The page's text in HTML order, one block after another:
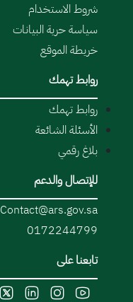
شروط الاستخدام
سياسة حرية البيانات
خريطة الموقع
روابط تهمك
روابط تهمك
الأسئلة الشائعة
بلاغ رقمي
للإتصال والدعم
Contact@ars.gov.sa
0172244799
تابعنا على